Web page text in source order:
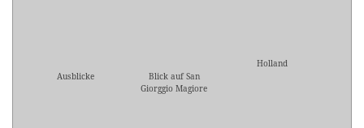
Ausblicke
Blick auf San
Giorggio Magiore
Holland